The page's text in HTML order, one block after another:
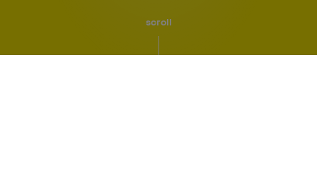
scroll